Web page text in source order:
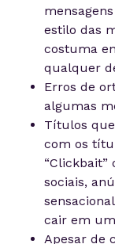
estilo das
costuma
qualquer
Erros de
algumas
Títulos
com os
“Clickbait”
sociais,
cair em
Apesar de